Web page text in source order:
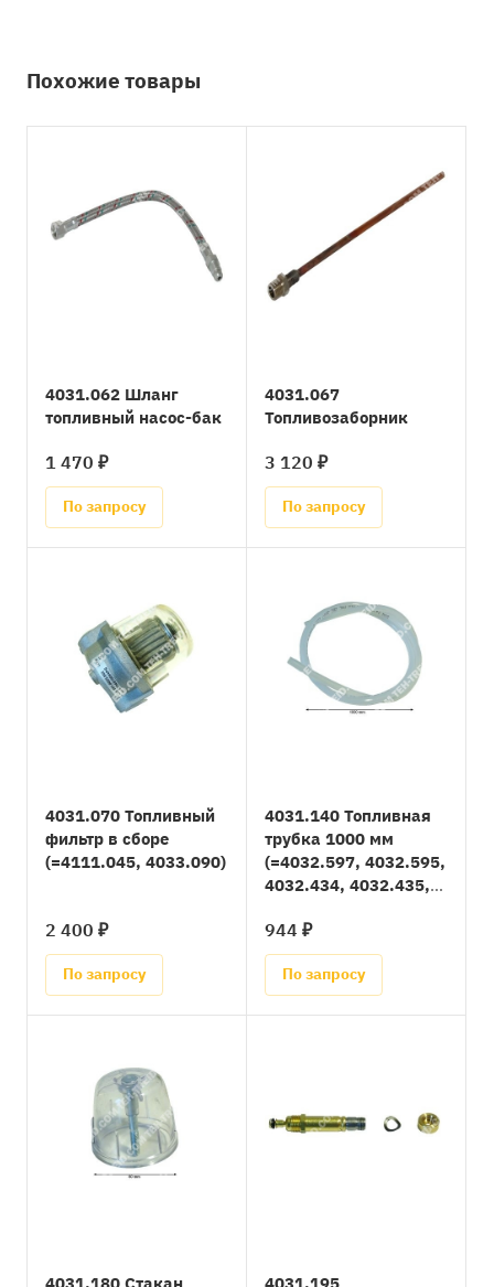
Похожие товары
4031.062 Шланг
топливный насос-бак
1 470 ₽
По запросу
4031.067
Топливозаборник
3 120 ₽
По запросу
4031.070 Топливный
фильтр в сборе
(=4111.045, 4033.090)
2 400 ₽
По запросу
4031.140 Топливная
трубка 1000 мм
(=4032.597, 4032.595,
4032.434, 4032.435,
года
944 ₽
По запросу